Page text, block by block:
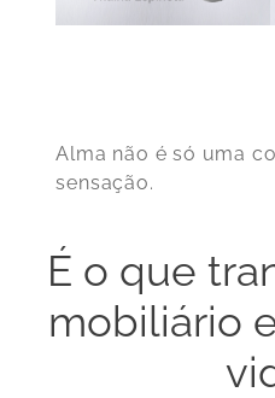
Alma não é só uma
sensação.
É o que
mobiliário